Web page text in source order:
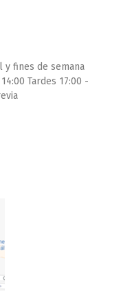
fines de semana
Tardes 17:00 -